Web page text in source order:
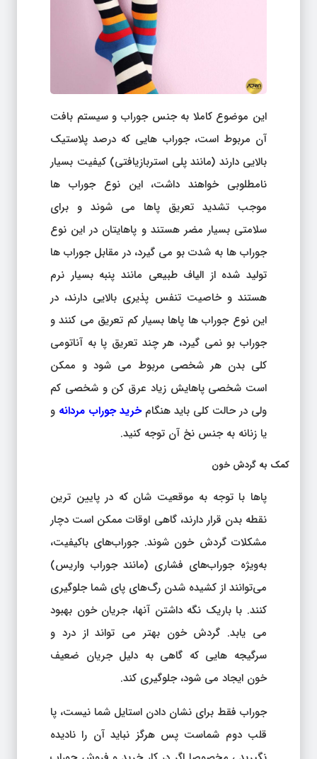
این موضوع کاملا به جنس جوراب و سیستم بافت
آن مربوط است، جوراب هایی که درصد پلاستیک
بالایی دارند (مانند پلی استربازیافتی) کیفیت بسیار
نامطلوبی خواهند داشت، این نوع جوراب ها
موجب تشدید تعریق پاها می شوند و برای
سلامتی بسیار مضر هستند و پاهایتان در این نوع
جوراب ها به شدت بو می گیرد، در مقابل جوراب ها
تولید شده از الیاف طبیعی مانند پنبه بسیار نرم
هستند و خاصیت تنفس پذیری بالایی دارند، در
این نوع جوراب ها پاها بسیار کم تعریق می کنند و
جوراب بو نمی گیرد، هر چند تعریق پا به آناتومی
کلی بدن هر شخصی مربوط می شود و ممکن
است شخصی پاهایش زیاد عرق کن و شخصی کم
ولی در حالت کلی باید هنگامخرید جوراب مردانه و
یا زنانه به جنس نخ آن توجه کنید.
کمک به گردش خون
پاها با توجه به موقعیت شان که در پایین ترین
نقطه بدن قرار دارند، گاهی اوقات ممکن است دچار
مشکلات گردش خون شوند. جوراب‌های باکیفیت،
به‌ویژه جوراب‌های فشاری (مانند جوراب واریس)
می‌توانند از کشیده شدن رگ‌های پای شما جلوگیری
کنند. با باریک نگه داشتن آنها، جریان خون بهبود
می یابد. گردش خون بهتر می تواند از درد و
سرگیجه هایی که گاهی به دلیل جریان ضعیف
خون ایجاد می شود، جلوگیری کند.
جوراب فقط برای نشان دادن استایل شما نیست، پا
قلب دوم شماست پس هرگز نباید آن را نادیده